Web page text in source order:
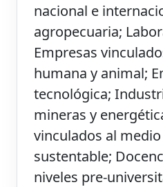
nacional e
agropecuaria;
Empresas
humana y animal;
tecnológica;
mineras y
vinculados al
sustentable;
niveles pre-